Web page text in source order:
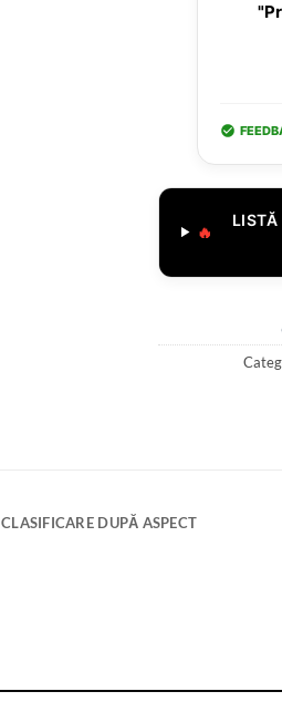
🔥
CLASIFICARE DUPĂ ASPECT